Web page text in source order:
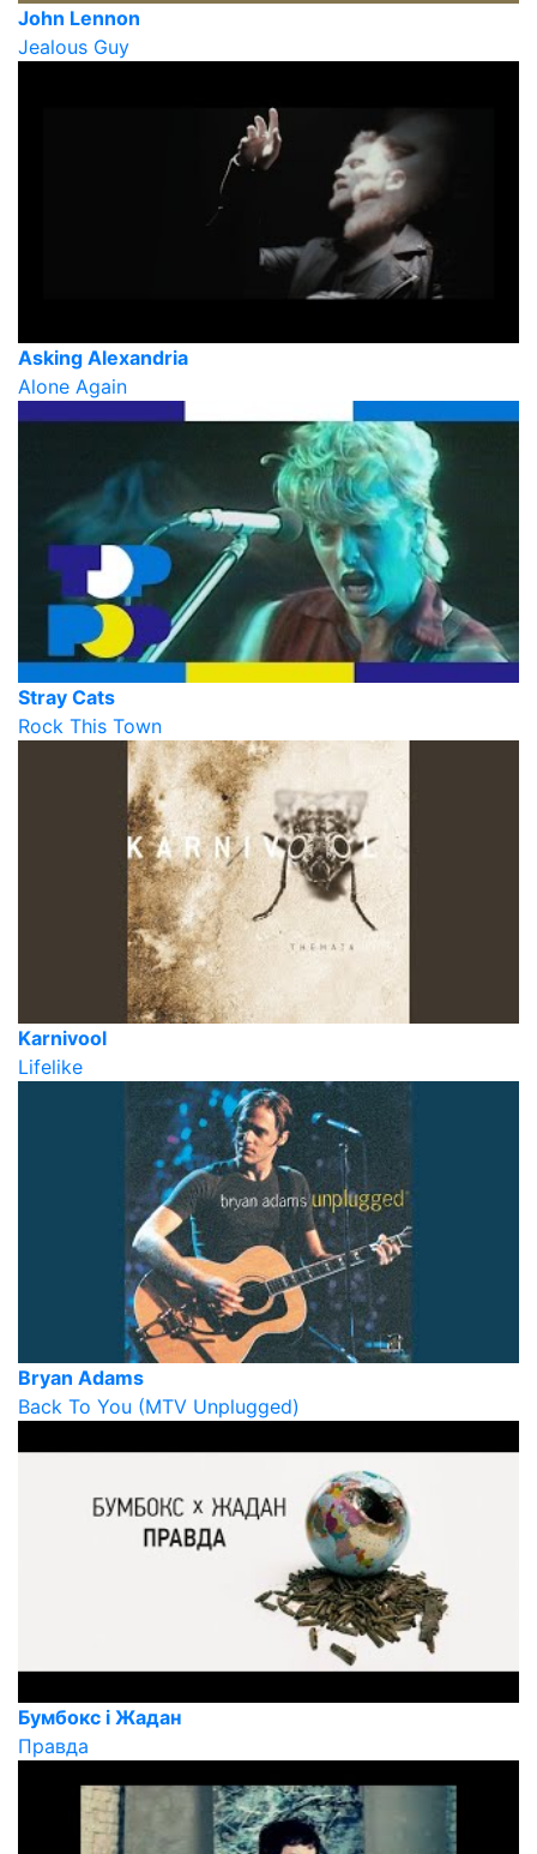
John Lennon
Jealous Guy
Asking Alexandria
Alone Again
Stray Cats
Rock This Town
Karnivool
Lifelike
Bryan Adams
Back To You (MTV Unplugged)
Бумбокс і Жадан
Правда